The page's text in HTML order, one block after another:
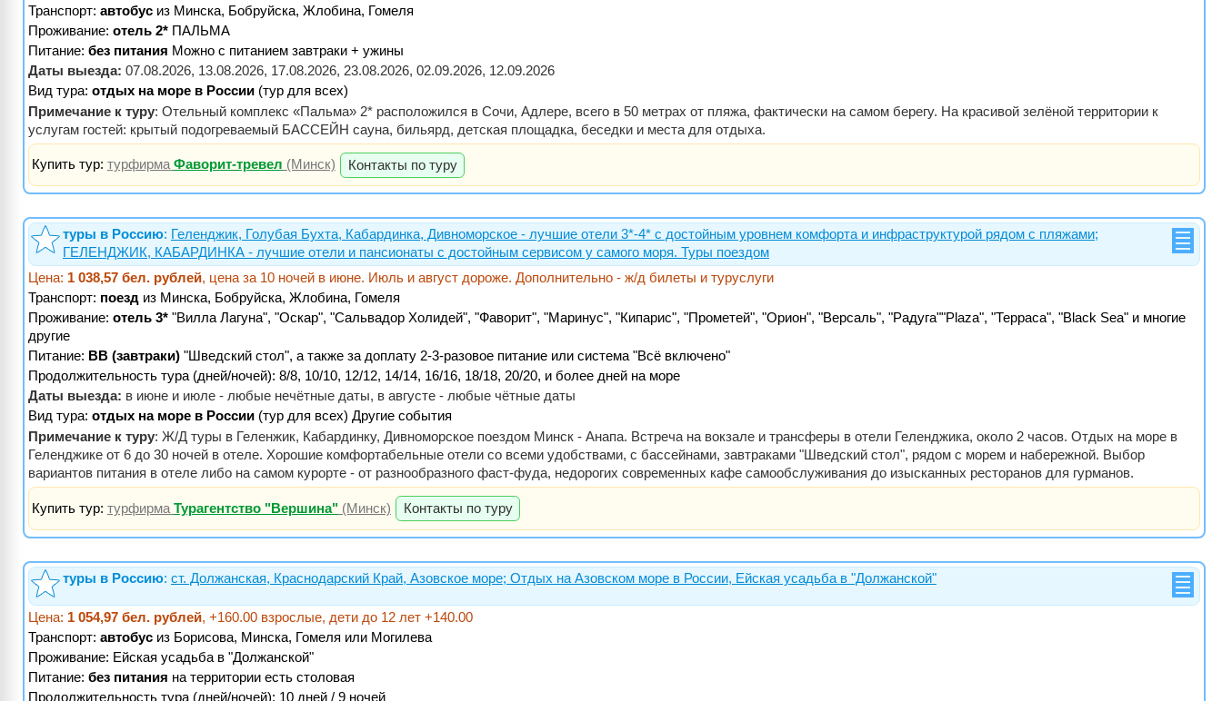
Транспорт: автобус из Минска, Бобруйска, Жлобина, Гомеля
Проживание: отель 2* ПАЛЬМА
Питание: без питания Можно с питанием завтраки + ужины
Даты выезда: 07.08.2026, 13.08.2026, 17.08.2026, 23.08.2026, 02.09.2026, 12.09.2026
Вид тура: отдых на море в России (тур для всех)
Примечание к туру: Отельный комплекс «Пальма» 2* расположился в Сочи, Адлере, всего в 50 метрах от пляжа, фактически на самом берегу. На красивой зелёной территории к
услугам гостей: крытый подогреваемый БАССЕЙН сауна, бильярд, детская площадка, беседки и места для отдыха.
Купить тур: турфирмаФаворит-тревел (Минск) Контакты по туру
туры в Россию: Геленджик, Голубая Бухта, Кабардинка, Дивноморское - лучшие отели 3*-4* с достойным уровнем комфорта и инфраструктурой рядом с пляжами;
ГЕЛЕНДЖИК, КАБАРДИНКА - лучшие отели и пансионаты с достойным сервисом у самого моря. Туры поездом
Цена: 1 038,57 бел. рублей, цена за 10 ночей в июне. Июль и август дороже. Дополнительно - ж/д билеты и туруслуги
Транспорт: поезд из Минска, Бобруйска, Жлобина, Гомеля
Проживание: отель 3* "Вилла Лагуна", "Оскар", "Сальвадор Холидей", "Фаворит", "Маринус", "Кипарис", "Прометей", "Орион", "Версаль", "Радуга""Plaza", "Терраса", "Black Sea" и многие
другие
Питание: BB (завтраки) "Шведский стол", а также за доплату 2-3-разовое питание или система "Всё включено"
Продолжительность тура (дней/ночей): 8/8, 10/10, 12/12, 14/14, 16/16, 18/18, 20/20, и более дней на море
Даты выезда: в июне и июле - любые нечётные даты, в августе - любые чётные даты
Вид тура: отдых на море в России (тур для всех) Другие события
Примечание к туру: Ж/Д туры в Геленжик, Кабардинку, Дивноморское поездом Минск - Анапа. Встреча на вокзале и трансферы в отели Геленджика, около 2 часов. Отдых на море в
Геленджике от 6 до 30 ночей в отеле. Хорошие комфортабельные отели со всеми удобствами, с бассейнами, завтраками "Шведский стол", рядом с морем и набережной. Выбор
вариантов питания в отеле либо на самом курорте - от разнообразного фаст-фуда, недорогих современных кафе самообслуживания до изысканных ресторанов для гурманов.
Купить тур: турфирма Турагентство "Вершина"(Минск) Контакты по туру
туры в Россию: ст. Должанская, Краснодарский Край, Азовское море; Отдых на Азовском море в России, Ейская усадьба в "Должанской"
Цена: 1 054,97 бел. рублей, +160.00 взрослые, дети до 12 лет +140.00
Транспорт: автобус из Борисова, Минска, Гомеля или Могилева
Проживание: Ейская усадьба в "Должанской"
Питание: без питания на территории есть столовая
Продолжительность тура (дней/ночей): 10 дней / 9 ночей